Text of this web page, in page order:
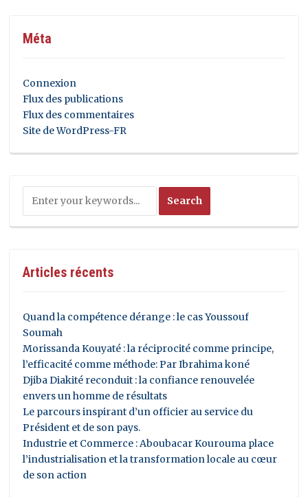
Méta
Connexion
Flux des publications
Flux des commentaires
Site de WordPress-FR
Articles récents
Quand la compétence dérange : le cas Youssouf
Soumah
Morissanda Kouyaté : la réciprocité comme principe,
l’efficacité comme méthode: Par Ibrahima koné
Djiba Diakité reconduit : la confiance renouvelée
envers un homme de résultats
Le parcours inspirant d’un officier au service du
Président et de son pays.
Industrie et Commerce : Aboubacar Kourouma place
l’industrialisation et la transformation locale au cœur
de son action